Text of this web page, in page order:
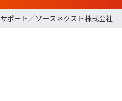
ソースネクスト株式会社